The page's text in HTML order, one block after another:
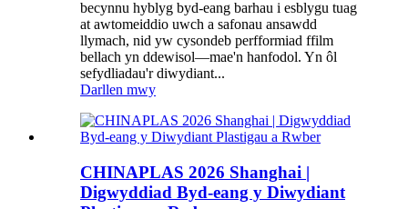
becynnu hyblyg byd-eang barhau i esblygu tuag
at awtomeiddio uwch a safonau ansawdd
llymach, nid yw cysondeb perfformiad ffilm
bellach yn ddewisol—mae'n hanfodol. Yn ôl
sefydliadau'r diwydiant...
Darllen mwy
CHINAPLAS 2026 Shanghai |
Digwyddiad Byd-eang y Diwydiant